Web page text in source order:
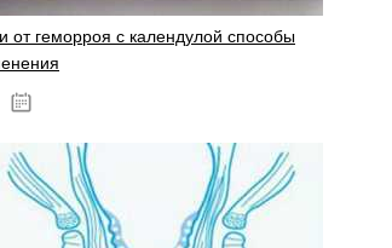
от геморроя с календулой способы